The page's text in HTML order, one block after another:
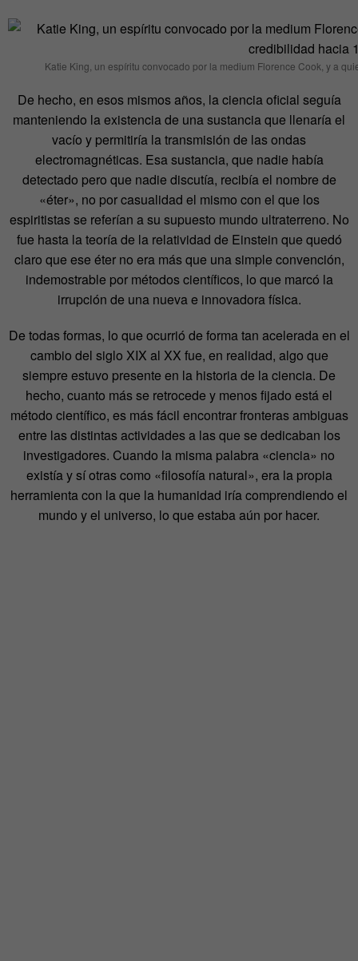
Katie King, un espíritu convocado por la medium Florence Cook, y a
De hecho, en esos mismos años, la ciencia oficial seguía
manteniendo la existencia de una sustancia que llenaría el
vacío y permitiría la transmisión de las ondas
electromagnéticas. Esa sustancia, que nadie había
detectado pero que nadie discutía, recibía el nombre de
«éter», no por casualidad el mismo con el que los
espiritistas se referían a su supuesto mundo ultraterreno. No
fue hasta la teoría de la relatividad de Einstein que quedó
claro que ese éter no era más que una simple convención,
indemostrable por métodos científicos, lo que marcó la
irrupción de una nueva e innovadora física.
De todas formas, lo que ocurrió de forma tan acelerada en el
cambio del siglo XIX al XX fue, en realidad, algo que
siempre estuvo presente en la historia de la ciencia. De
hecho, cuanto más se retrocede y menos fijado está el
método científico, es más fácil encontrar fronteras ambiguas
entre las distintas actividades a las que se dedicaban los
investigadores. Cuando la misma palabra «ciencia» no
existía y sí otras como «filosofía natural», era la propia
herramienta con la que la humanidad iría comprendiendo el
mundo y el universo, lo que estaba aún por hacer.